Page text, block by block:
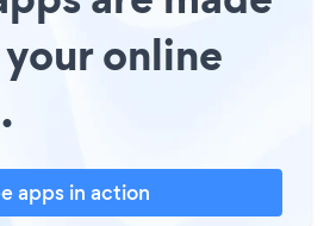
online
apps in action